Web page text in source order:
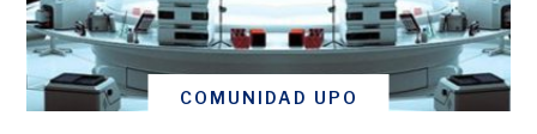
COMUNIDAD UPO